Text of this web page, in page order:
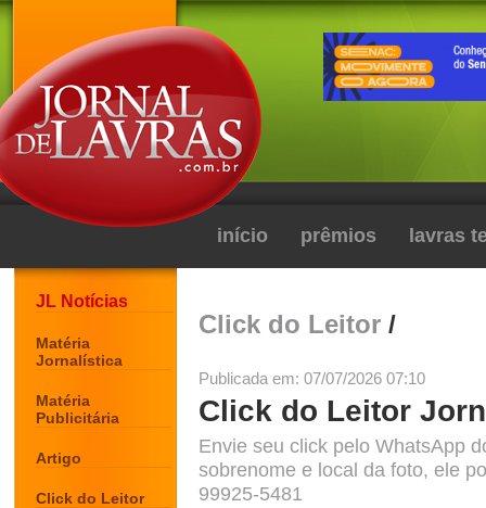
início prêmios lavras
JL Notícias
Matéria
Jornalística
Matéria
Publicitária
Artigo
Click do Leitor
Click do Leitor /
Publicada em: 07/07/2026 07:10
Click do Leitor
Envie seu click pelo WhatsApp
sobrenome e local da foto, ele
99925-5481